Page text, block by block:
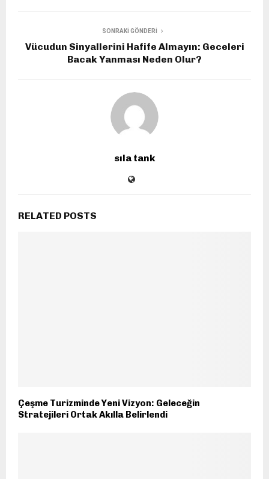
SONRAKI GÖNDERI
Vücudun Sinyallerini Hafife Almayın: Geceleri
Bacak Yanması Neden Olur?
sıla tank
RELATED POSTS
Çeşme Turizminde Yeni Vizyon: Geleceğin
Stratejileri Ortak Akılla Belirlendi